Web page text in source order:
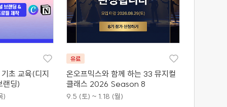
초 교육(디지
랜딩)
)
유료
온오프믹스와 함께 하는 33 뮤지컬
클래스 2026 Season 8
9.5 (토) ~ 1.18 (월)